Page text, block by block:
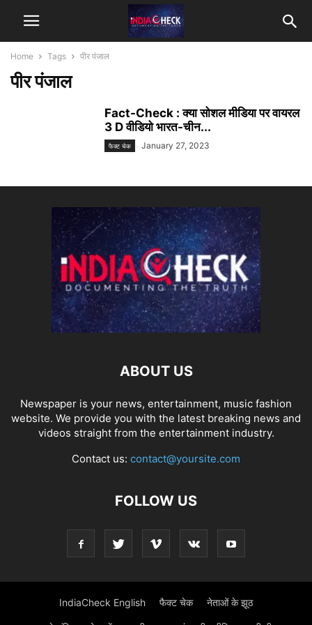
Home Tags पीर पंजाल
पीर पंजाल
Fact-Check : क्या सोशल मीडिया पर वायरल
3 D वीडियो भारत-चीन...
फैक्ट चेक January 27, 2023
ABOUT US
Newspaper is your news, entertainment, music fashion
website. We provide you with the latest breaking news and
videos straight from the entertainment industry.
Contact us: contact@yoursite.com
FOLLOW US
IndiaCheck English फैक्ट चेक नेताओं के झूठ